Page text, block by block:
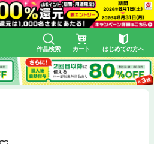
作品検索 カート はじめての方へ